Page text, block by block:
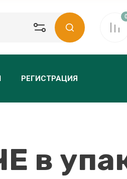
0
РЕГИСТРАЦИЯ
в